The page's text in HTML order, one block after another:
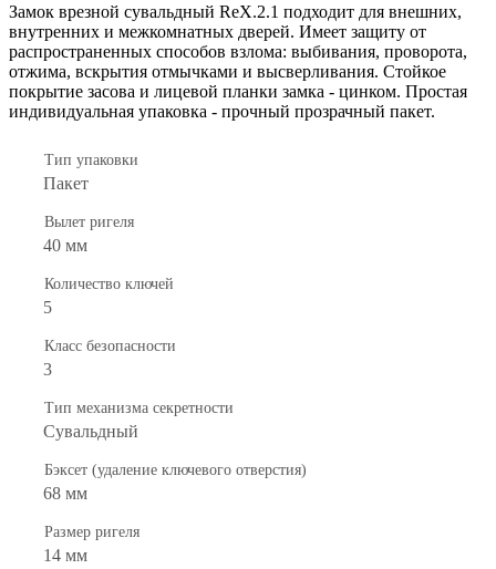
Замок врезной сувальдный RеХ.2.1 подходит для внешних,
внутренних и межкомнатных дверей. Имеет защиту от
распространенных способов взлома: выбивания, проворота,
отжима, вскрытия отмычками и высверливания. Стойкое
покрытие засова и лицевой планки замка - цинком. Простая
индивидуальная упаковка - прочный прозрачный пакет.
Тип упаковки
Пакет
Вылет ригеля
40 мм
Количество ключей
5
Класс безопасности
3
Тип механизма секретности
Сувальдный
Бэксет (удаление ключевого отверстия)
68 мм
Размер ригеля
14 мм